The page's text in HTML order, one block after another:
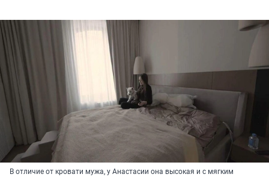
В отличие от кровати мужа, у Анастасии она высокая и с мягким